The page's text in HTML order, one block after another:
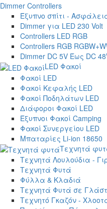
Dimmer Controllers
Έξυπνο σπίτι -
Dimmer για LED 230 Volt
Controllers LED RGB
Controllers RGB
Dimmer DC 5V Έως DC
LED Φακοί
Φακοί LED
Φακοί Κεφαλής LED
Φακοί Ποδηλάτων LED
Διάφοροι Φακοί LED
Έξυπνοι Φακοί Camping
Φακοί Συνεργείου LED
Μπαταρίες Li-ion 18650
Τεχνητά
Τεχνητά Λουλούδια -
Τεχνητά Φυτά
Φύλλα & Κλαδιά
Τεχνητά Φυτά σε
Τεχνητό Γκαζόν -